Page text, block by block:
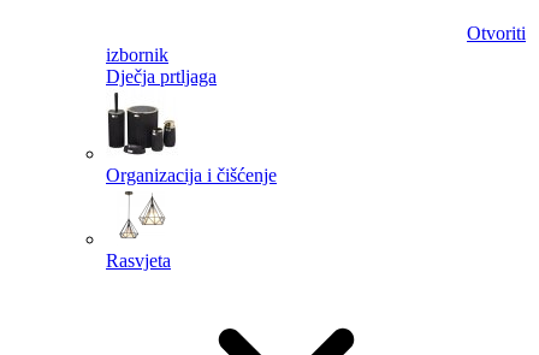
Otvoriti
izbornik
Dječja prtljaga
Organizacija i čišćenje
Rasvjeta